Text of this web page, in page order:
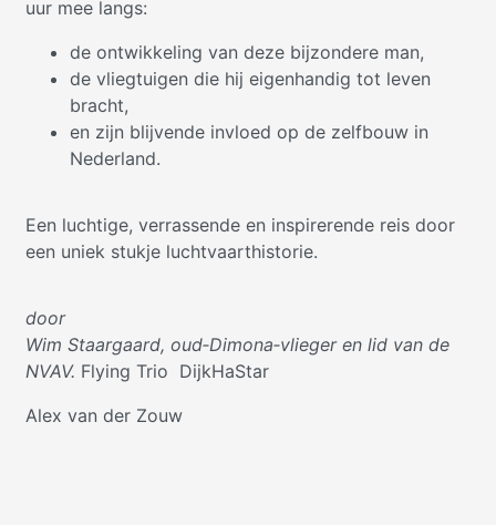
uur mee langs:
de ontwikkeling van deze bijzondere man,
de vliegtuigen die hij eigenhandig tot leven
bracht,
en zijn blijvende invloed op de zelfbouw in
Nederland.
Een luchtige, verrassende en inspirerende reis door
een uniek stukje luchtvaarthistorie.
door
Wim Staargaard, oud‑Dimona‑vlieger en lid van de
NVAV. Flying Trio DijkHaStar
Alex van der Zouw